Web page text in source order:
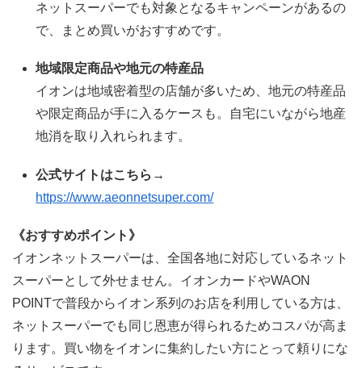
ネットスーパーでも対象となるキャンペーンがあるの
で、まとめ買いがおすすめです。
地域限定商品や地元の特産品
イオンは地域密着型の店舗が多いため、地元の特産品
や限定商品が手に入るケースも。自宅にいながら地産
地消を取り入れられます。
公式サイトはこちら→
https://www.aeonnetsuper.com/
《おすすめポイント》
イオンネットスーパーは、全国各地に対応しているネット
スーパーとして外せません。イオンカードやWAON
POINTで普段からイオン系列のお店を利用している方は、
ネットスーパーでも同じ恩恵が得られるためコスパが高ま
ります。買い物をイオンに集約したい方にとって頼りにな